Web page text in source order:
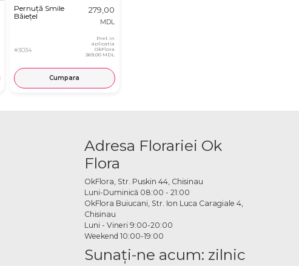
Pernuță Smile
Băiețel
#3034
279,00
MDL
Pret in
aplicatia
OkFlora
269,00 MDL
Cumpara
Adresa Florariei Ok
Flora
OkFlora, Str. Puskin 44, Chisinau
Luni-Duminică 08:00 - 21:00
OkFlora Buiucani, Str. Ion Luca Caragiale 4,
Chisinau
Luni - Vineri 9:00-20:00
Weekend 10:00-19:00
Sunaţi-ne acum: zilnic